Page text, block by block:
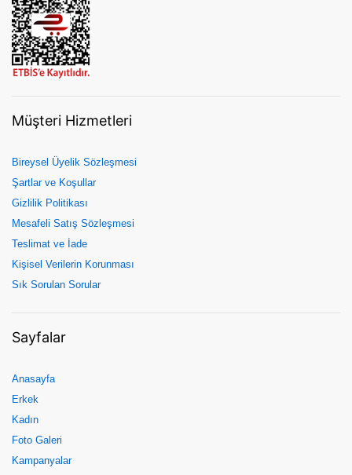
Müşteri Hizmetleri
Bireysel Üyelik Sözleşmesi
Şartlar ve Koşullar
Gizlilik Politikası
Mesafeli Satış Sözleşmesi
Teslimat ve İade
Kişisel Verilerin Korunması
Sık Sorulan Sorular
Sayfalar
Anasayfa
Erkek
Kadın
Foto Galeri
Kampanyalar